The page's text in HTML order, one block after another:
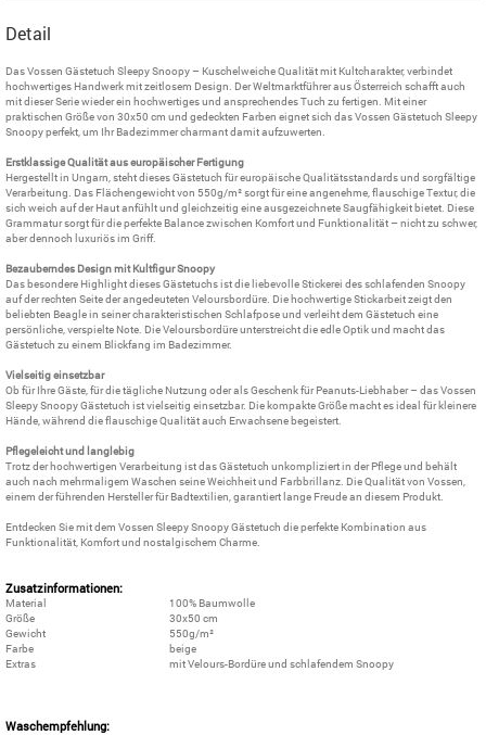
Detail
Das Vossen Gästetuch Sleepy Snoopy – Kuschelweiche Qualität mit Kultcharakter, verbindet
hochwertiges Handwerk mit zeitlosem Design. Der Weltmarktführer aus Österreich schafft auch
mit dieser Serie wieder ein hochwertiges und ansprechendes Tuch zu fertigen. Mit einer
praktischen Größe von 30x50 cm und gedeckten Farben eignet sich das Vossen Gästetuch Sleepy
Snoopy perfekt, um Ihr Badezimmer charmant damit aufzuwerten.
Erstklassige Qualität aus europäischer Fertigung
Hergestellt in Ungarn, steht dieses Gästetuch für europäische Qualitätsstandards und sorgfältige
Verarbeitung. Das Flächengewicht von 550g/m² sorgt für eine angenehme, flauschige Textur, die
sich weich auf der Haut anfühlt und gleichzeitig eine ausgezeichnete Saugfähigkeit bietet. Diese
Grammatur sorgt für die perfekte Balance zwischen Komfort und Funktionalität – nicht zu schwer,
aber dennoch luxuriös im Griff.
Bezauberndes Design mit Kultfigur Snoopy
Das besondere Highlight dieses Gästetuchs ist die liebevolle Stickerei des schlafenden Snoopy
auf der rechten Seite der angedeuteten Veloursbordüre. Die hochwertige Stickarbeit zeigt den
beliebten Beagle in seiner charakteristischen Schlafpose und verleiht dem Gästetuch eine
persönliche, verspielte Note. Die Veloursbordüre unterstreicht die edle Optik und macht das
Gästetuch zu einem Blickfang im Badezimmer.
Vielseitig einsetzbar
Ob für Ihre Gäste, für die tägliche Nutzung oder als Geschenk für Peanuts-Liebhaber – das Vossen
Sleepy Snoopy Gästetuch ist vielseitig einsetzbar. Die kompakte Größe macht es ideal für kleinere
Hände, während die flauschige Qualität auch Erwachsene begeistert.
Pflegeleicht und langlebig
Trotz der hochwertigen Verarbeitung ist das Gästetuch unkompliziert in der Pflege und behält
auch nach mehrmaligem Waschen seine Weichheit und Farbbrillanz. Die Qualität von Vossen,
einem der führenden Hersteller für Badtextilien, garantiert lange Freude an diesem Produkt.
Entdecken Sie mit dem Vossen Sleepy Snoopy Gästetuch die perfekte Kombination aus
Funktionalität, Komfort und nostalgischem Charme.
Zusatzinformationen:
Material
100% Baumwolle
Größe
30x50 cm
Gewicht
550g/m²
Farbe
beige
Extras
mit Velours-Bordüre und schlafendem Snoopy
Waschempfehlung: